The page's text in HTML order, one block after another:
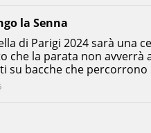
la Senna
di Parigi 2024 sarà una
che la parata non avverrà
su bacche che percorrono